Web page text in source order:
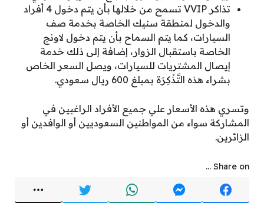
تذاكر VVIP تسمح من خلالها بأن يتم دخول 4 أفراد
والدخول لمنطقة سنيك الخاصة بخدمة صف
السيارات، كما يتم السماح بأن يتم دخول لاونج
الخاصة باستقبال الزوار، إضافة إلى ذلك خدمة
إيصال المشتريات للسيارات، ويصل السعر الخاص
بشراء هذه التَّذْكِرَة بمبلغ 600 ريال سعودي.
وتسري هذه الأسعار علي جميع الأفراد الراغبين في
المشاركة سواء من المواطنين السعوديين أو الوافدين أو
الزائرين.
Share on ...